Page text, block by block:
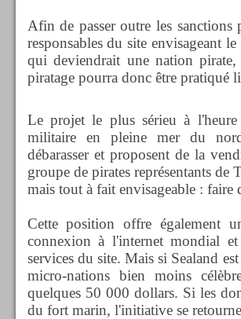
Afin de passer outre les sanctions
responsables du site envisageant
qui deviendrait une nation
piratage pourra donc être pratiqué
Le projet le plus sérieu à l'heure
militaire en pleine mer du
débarasser et proposent de la
groupe de pirates représentants
mais tout à fait envisageable : faire
Cette position offre également
connexion à l'internet mondial
services du site. Mais si Sealand
micro-nations bien moins
quelques 50 000 dollars. Si les
du fort marin, l'initiative se